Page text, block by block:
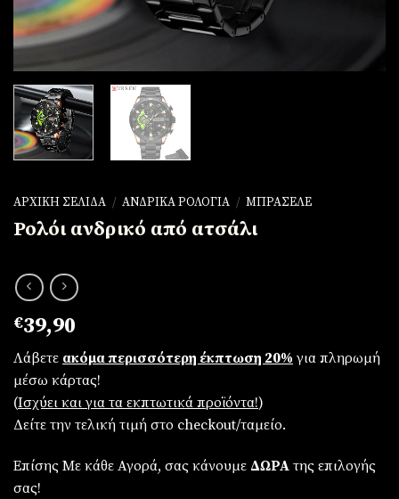
ΑΡΧΙΚΉ ΣΕΛΊΔΑ / ΑΝΔΡΙΚΆ ΡΟΛΌΓΙΑ / ΜΠΡΑΣΕΛΈ
Ρολόι ανδρικό από ατσάλι
€39,90
Λάβετε ακόμα περισσότερη έκπτωση 20% για πληρωμή
μέσω κάρτας!
(Iσχύει και για τα εκπτωτικά προϊόντα!)
Δείτε την τελική τιμή στο checkout/ταμείο.
Επίσης Με κάθε Αγορά, σας κάνουμε ΔΩΡΑ της επιλογής
σας!